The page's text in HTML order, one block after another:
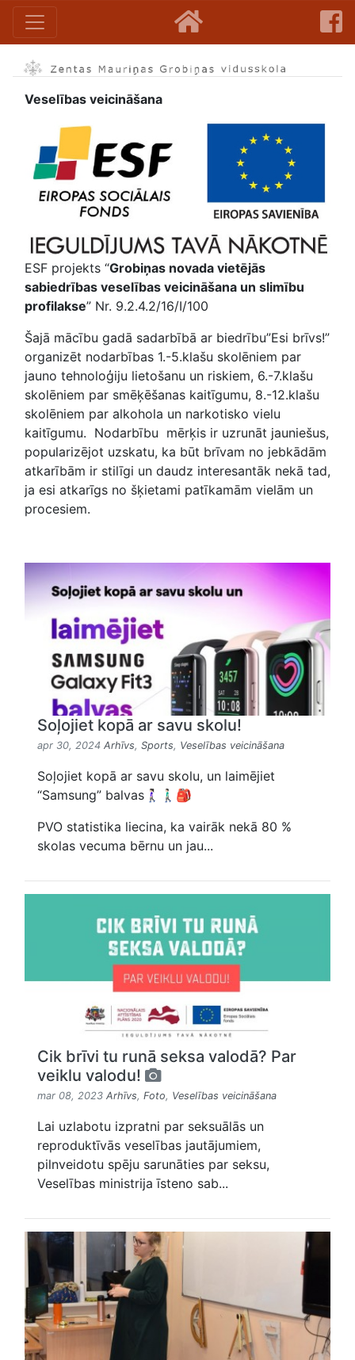
Veselības veicināšana
ESF projekts “Grobiņas novada vietējās
sabiedrības veselības veicināšana un slimību
profilakse” Nr. 9.2.4.2/16/I/100
Šajā mācību gadā sadarbībā ar biedrību”Esi brīvs!”
organizēt nodarbības 1.-5.klašu skolēniem par
jauno tehnoloģiju lietošanu un riskiem, 6.-7.klašu
skolēniem par smēķēšanas kaitīgumu, 8.-12.klašu
skolēniem par alkohola un narkotisko vielu
kaitīgumu. Nodarbību mērķis ir uzrunāt jauniešus,
popularizējot uzskatu, ka būt brīvam no jebkādām
atkarībām ir stilīgi un daudz interesantāk nekā tad,
ja esi atkarīgs no šķietami patīkamām vielām un
procesiem.
Soļojiet kopā ar savu skolu!
apr 30, 2024 Arhīvs, Sports, Veselības veicināšana
Soļojiet kopā ar savu skolu, un laimējiet
“Samsung” balvas🚶🏻‍♀️🚶🏻‍♂️🎒
PVO statistika liecina, ka vairāk nekā 80 %
skolas vecuma bērnu un jau...
Cik brīvi tu runā seksa valodā? Par
veiklu valodu!
mar 08, 2023 Arhīvs, Foto, Veselības veicināšana
Lai uzlabotu izpratni par seksuālās un
reproduktīvās veselības jautājumiem,
pilnveidotu spēju sarunāties par seksu,
Veselības ministrija īsteno sab...